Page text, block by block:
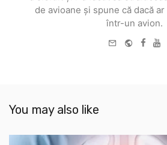
de avioane și spune că dacă
într-un avion.
e-
Website
You may also like